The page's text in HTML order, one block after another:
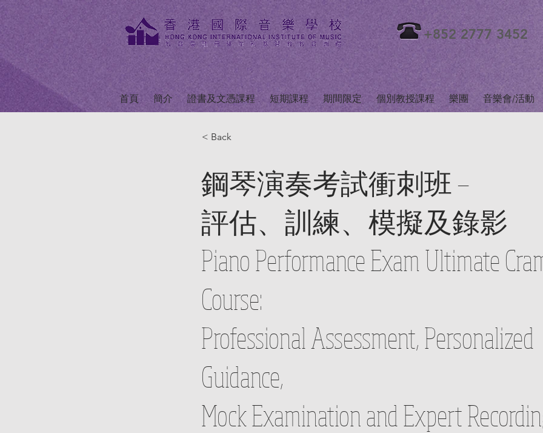
+852 2777 3452
首頁 簡介 證書及文憑課程 短期課程 期間限定 個別教授課程 樂團 音樂會/活動
< Back
鋼琴演奏考試衝刺班 —
評估、訓練、模擬及錄影
Piano Performance Exam Ultimate
Course:
Professional Assessment, Personalized
Guidance,
Mock Examination and Expert